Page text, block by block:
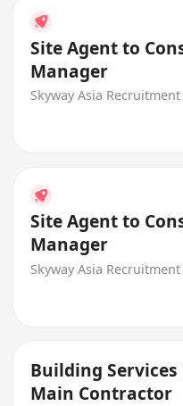
Site Agent to
Manager
Skyway Asia
Site Agent to
Manager
Skyway Asia
Building Services
Main Contractor